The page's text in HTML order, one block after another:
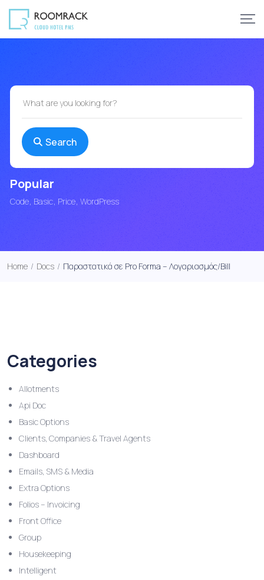
Search
Popular
Code Basic Price WordPress
Home / Docs / Παραστατικά σε Pro Forma – Λογαριασμός/Bill
Categories
Allotments
Api Doc
Basic Options
Clients, Companies & Travel Agents
Dashboard
Emails, SMS & Media
Extra Options
Folios – Invoicing
Front Office
Group
Housekeeping
Intelligent